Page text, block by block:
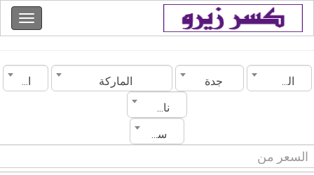
السعودية جدة الماركة
الموديل
ناقل الحركة
سنة الصنع